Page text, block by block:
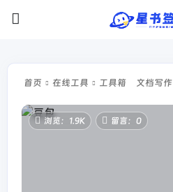
首页 在线工具 工具箱 文档写作
浏览：1.9K 留言：0